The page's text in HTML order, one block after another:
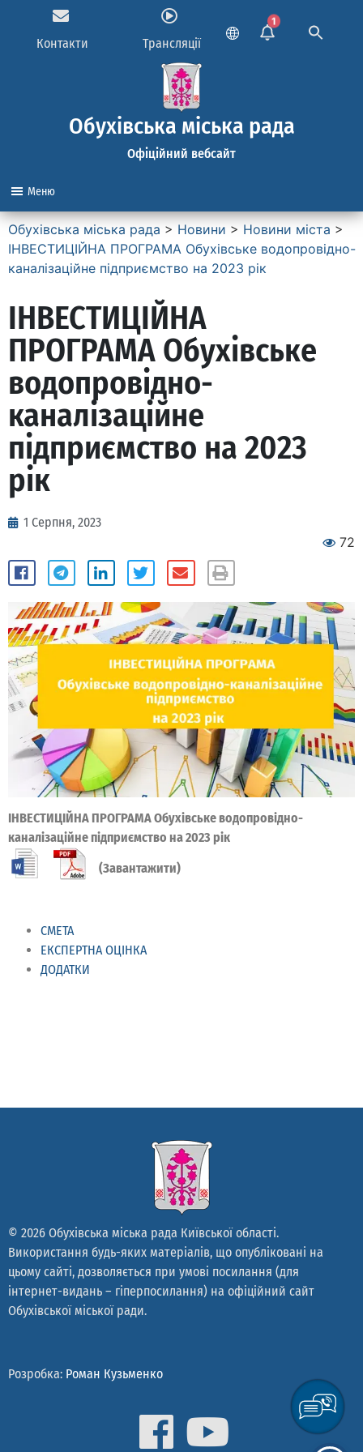
Контакти Трансляції
1
Обухівська міська рада
Офіційний вебсайт
Меню
Обухівська міська рада > Новини > Новини міста >
ІНВЕСТИЦІЙНА ПРОГРАМА Обухівське водопровідно-
каналізаційне підприємство на 2023 рік
ІНВЕСТИЦІЙНА
ПРОГРАМА Обухівське
водопровідно-
каналізаційне
підприємство на 2023
рік
1 Серпня, 2023
72
ІНВЕСТИЦІЙНА ПРОГРАМА Обухівське водопровідно-
каналізаційне підприємство на 2023 рік
(Завантажити)
СМЕТА
ЕКСПЕРТНА ОЦІНКА
ДОДАТКИ
© 2026 Обухівська міська рада Київської області.
Використання будь-яких матеріалів, що опубліковані на
цьому сайті, дозволяється при умові посилання (для
інтернет-видань – гіперпосилання) на офіційний сайт
Обухівської міської ради.
Розробка: Роман Кузьменко